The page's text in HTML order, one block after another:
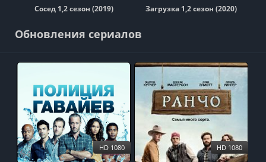
Сосед 1,2 сезон (2019) Загрузка 1,2 сезон (2020)
Обновления сериалов
HD 1080 HD 1080